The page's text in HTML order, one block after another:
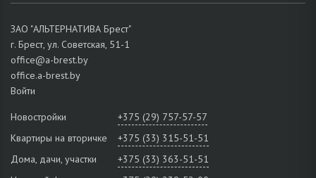
ЗАО "АЛЬТЕРНАТИВА Брест"
г. Брест, ул. Советская, 51-1
office@a-brest.by
office.a-brest.by
Войти
Новостройки
+375 (29) 757-57-57
Квартиры на вторичке
+375 (33) 315-51-51
Дома, дачи, участки
+375 (33) 363-51-51